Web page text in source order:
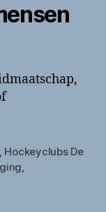
Hockeyclubs De
,